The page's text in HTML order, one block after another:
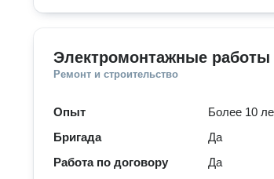
Электромонтажные работы
Ремонт и строительство
Опыт
Более 10
Бригада
Да
Работа по договору
Да